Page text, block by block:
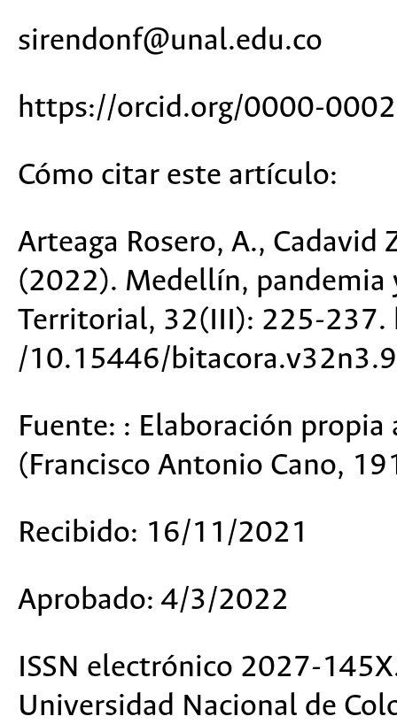
sirendonf@unal.edu.co
https://orcid.org/0000-
Cómo citar este artículo:
Arteaga Rosero, A., Cadavid
(2022). Medellín, pandemia
Territorial, 32(III): 225-
/10.15446/
Fuente: : Elaboración
(Francisco Antonio Cano,
Recibido: 16/11/2021
Aprobado: 4/3/2022
ISSN electrónico 2027-
Universidad Nacional de